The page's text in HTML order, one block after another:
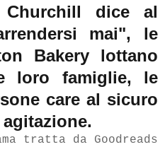
Churchill dice al
mai", le
Bakery lottano
loro famiglie, le
care al sicuro
tratta da Goodreads